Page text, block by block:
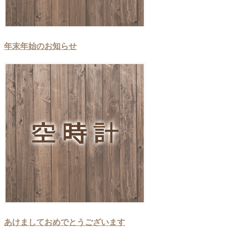
年末年始のお知らせ
あけましておめでとうございます